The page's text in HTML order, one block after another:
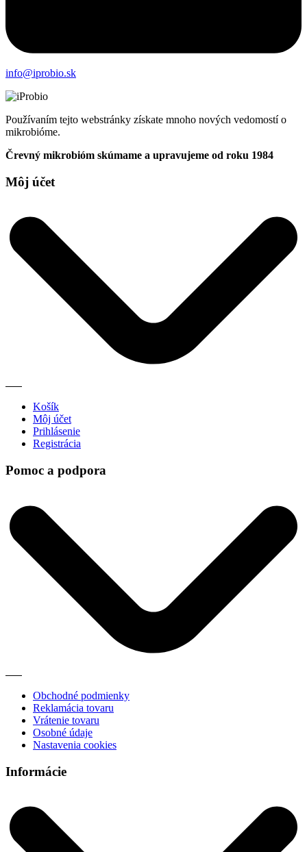
info@iprobio.sk
Používaním tejto webstránky získate mnoho nových vedomostí o
mikrobióme.
Črevný mikrobióm skúmame a upravujeme od roku 1984
Môj účet
Košík
Môj účet
Prihlásenie
Registrácia
Pomoc a podpora
Obchodné podmienky
Reklamácia tovaru
Vrátenie tovaru
Osobné údaje
Nastavenia cookies
Informácie